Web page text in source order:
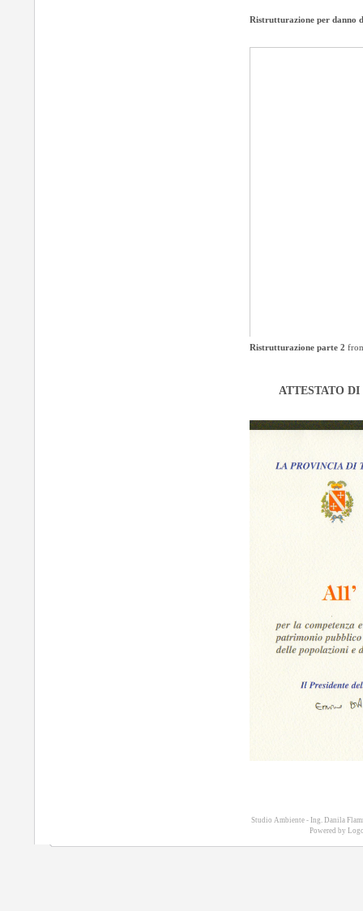
Ristrutturazione per danno
Ristrutturazione parte 2
ATTESTATO
Studio Ambiente - Ing. Danila
Powered by